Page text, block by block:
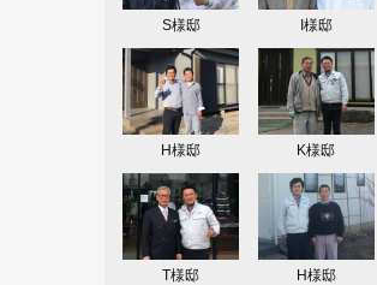
S様邸 I様邸
H様邸 K様邸
T様邸 H様邸